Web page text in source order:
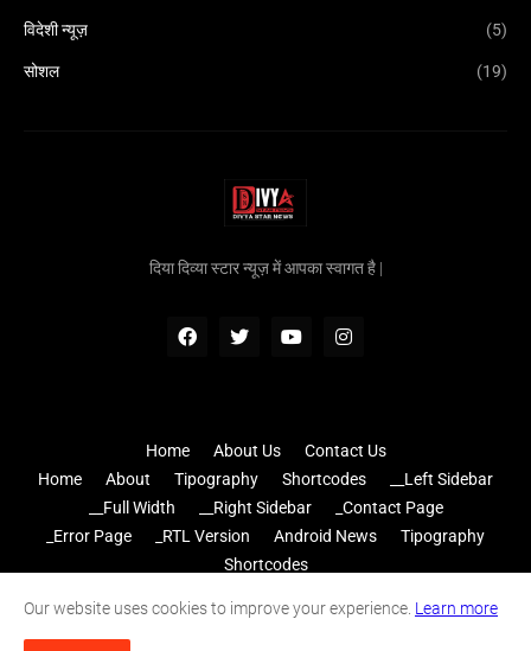
विदेशी न्यूज़ (5)
सोशल (19)
दिया दिव्या स्टार न्यूज़ में आपका स्वागत है |
Home About Us
Contact Us
Home
About Tipography Shortcodes
__Left Sidebar
__Full Width
__Right Sidebar
_Contact Page
_Error Page
_RTL Version Android News
Tipography
Shortcodes
Contact Us RTL Version
Our website uses cookies to improve your experience. Learn more